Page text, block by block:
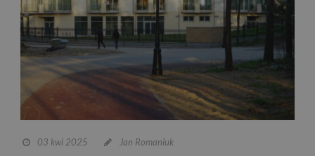
03 kwi 2025 Jan Romaniuk